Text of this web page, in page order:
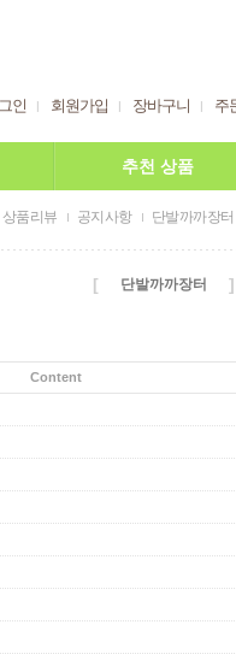
인 회원가입 장바구니 주
추천 상품
상품리뷰 공지사항 단발까까장터
[ 단발까까장터 ]
Content